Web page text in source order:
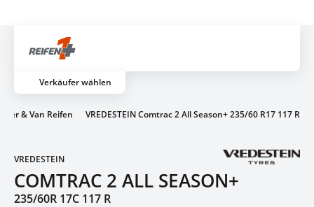
Verkäufer wählen
& Van Reifen VREDESTEIN Comtrac 2 All Season+ 235/60 R17 117 R
VREDESTEIN
COMTRAC 2 ALL SEASON+
235/60R 17C 117 R